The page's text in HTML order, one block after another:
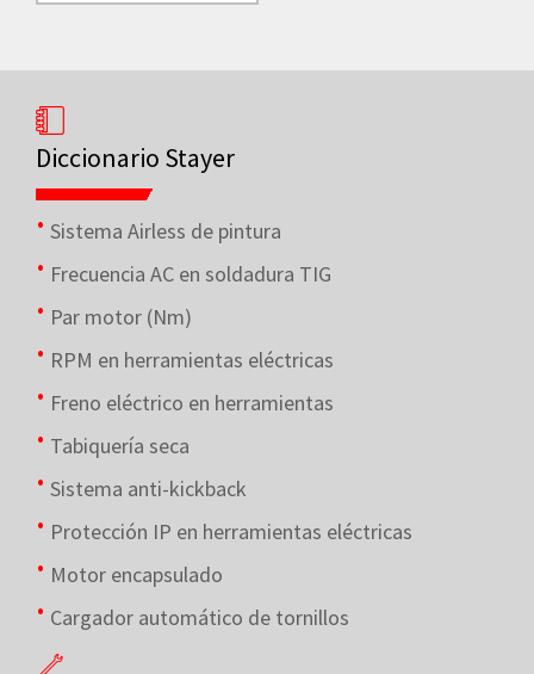
Diccionario Stayer
Sistema Airless de pintura
Frecuencia AC en soldadura TIG
Par motor (Nm)
RPM en herramientas eléctricas
Freno eléctrico en herramientas
Tabiquería seca
Sistema anti-kickback
Protección IP en herramientas eléctricas
Motor encapsulado
Cargador automático de tornillos